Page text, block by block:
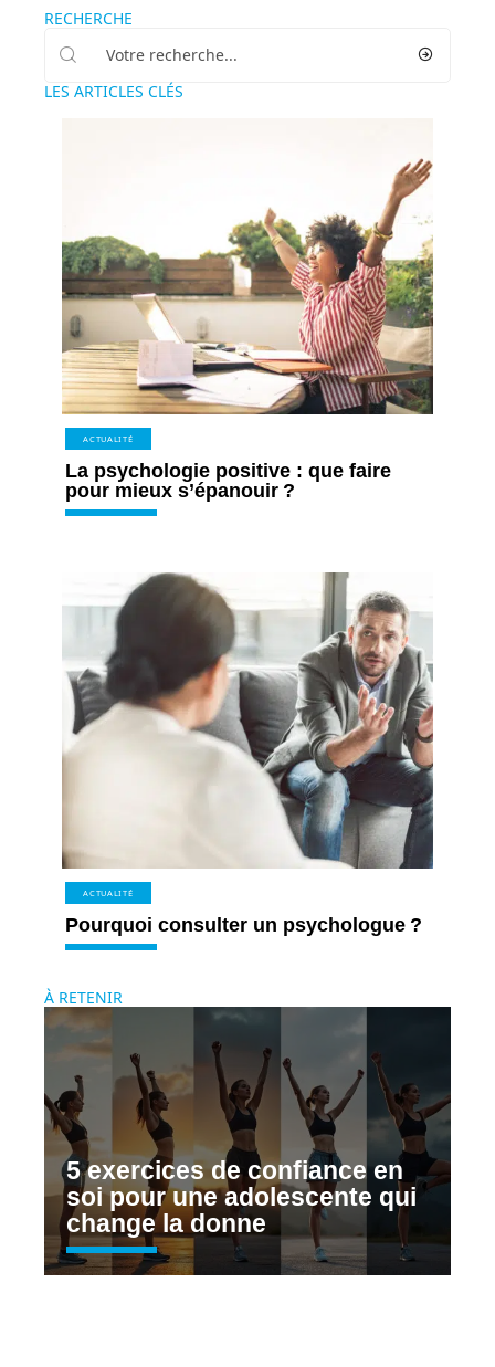
RECHERCHE
LES ARTICLES CLÉS
ACTUALITÉ
La psychologie positive : que faire
pour mieux s’épanouir ?
ACTUALITÉ
Pourquoi consulter un psychologue ?
À RETENIR
5 exercices de confiance en
soi pour une adolescente qui
change la donne